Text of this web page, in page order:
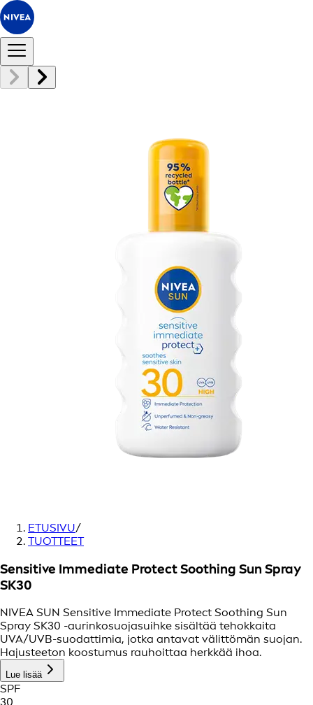
ETUSIVU/
TUOTTEET
Sensitive Immediate Protect Soothing Sun Spray
SK30
NIVEA SUN Sensitive Immediate Protect Soothing Sun
Spray SK30 -aurinkosuojasuihke sisältää tehokkaita
UVA/UVB-suodattimia, jotka antavat välittömän suojan.
Hajusteeton koostumus rauhoittaa herkkää ihoa.
Lue lisää
SPF
30